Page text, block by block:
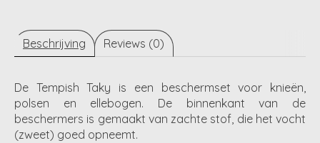
Beschrijving Reviews (0)
De Tempish Taky is een beschermset voor knieën,
polsen en ellebogen. De binnenkant van de
beschermers is gemaakt van zachte stof, die het vocht
(zweet) goed opneemt.